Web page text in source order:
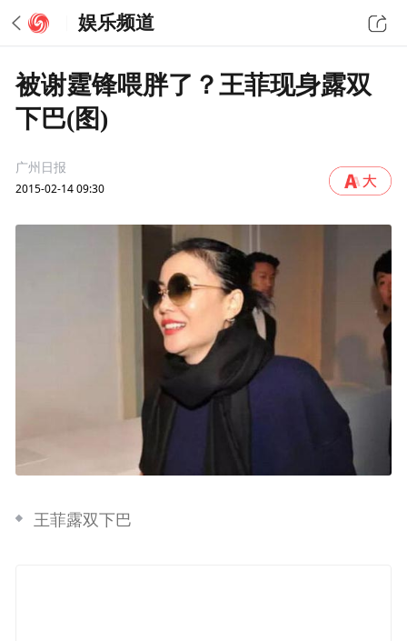
娱乐频道
被谢霆锋喂胖了？王菲现身露双
下巴(图)
广州日报
2015-02-14 09:30
王菲露双下巴